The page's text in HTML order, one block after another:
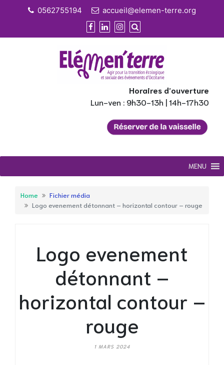
0562755194 accueil@elemen-terre.org
Horaires d’ouverture
Lun-ven : 9h30-13h | 14h-17h30
MENU
Home
Fichier média
Logo evenement détonnant – horizontal contour – rouge
Logo evenement
détonnant –
horizontal contour –
rouge
1 MARS 2024